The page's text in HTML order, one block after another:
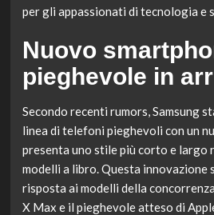
per gli appassionati di tecnologia e
Nuovo
pieghevole in
Secondo recenti rumors, Samsung
linea di telefoni pieghevoli con un
presenta uno stile più corto e
modelli a libro. Questa innovazione
risposta ai modelli della
X Max e il pieghevole atteso di